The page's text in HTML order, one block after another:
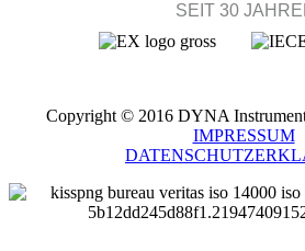
SEIT 30
Copyright © 2016 DYNA
IMPRESSUM